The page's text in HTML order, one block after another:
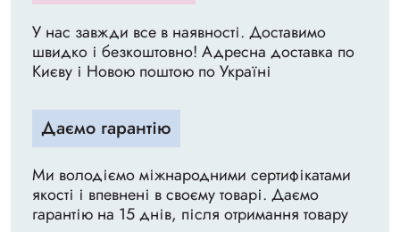
У нас завжди все в наявності. Доставимо
швидко і безкоштовно! Адресна доставка по
Києву і Новою поштою по Україні
Даємо гарантію
Ми володіємо міжнародними сертифікатами
якості і впевнені в своєму товарі. Даємо
гарантію на 15 днів, після отримання товару